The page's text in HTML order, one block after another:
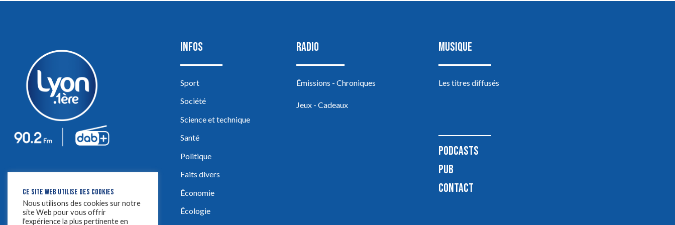
INFOS
Sport
Société
Science et technique
Santé
Politique
Faits divers
Économie
Écologie
RADIO
Émissions - Chroniques
Jeux - Cadeaux
MUSIQUE
Les titres diffusés
PODCASTS
PUB
CONTACT
CE SITE WEB UTILISE DES COOKIES
Nous utilisons des cookies sur notre
site Web pour vous offrir
l'expérience la plus pertinente en